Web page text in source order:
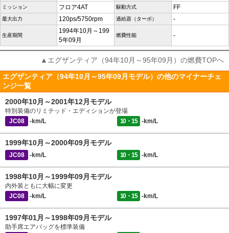
ミッション フロア4AT 駆動方式 FF
最大出力 120ps/5750rpm 過給器（ターボ） -
生産期間
1994年10月～199
5年09月
燃費性能 -
▲エグザンティア（94年10月～95年09月）の燃費TOPへ
エグザンティア（94年10月～95年09月モデル）の他のマイナーチェ
ンジ一覧
2000年10月～2001年12月モデル
特別装備のリミテッド・エディションが登場
JC08
-km/L 10・15 -km/L
1999年10月～2000年09月モデル
JC08 -km/L 10・15 -km/L
1998年10月～1999年09月モデル
内外装ともに大幅に変更
JC08
-km/L 10・15 -km/L
1997年01月～1998年09月モデル
助手席エアバッグを標準装備